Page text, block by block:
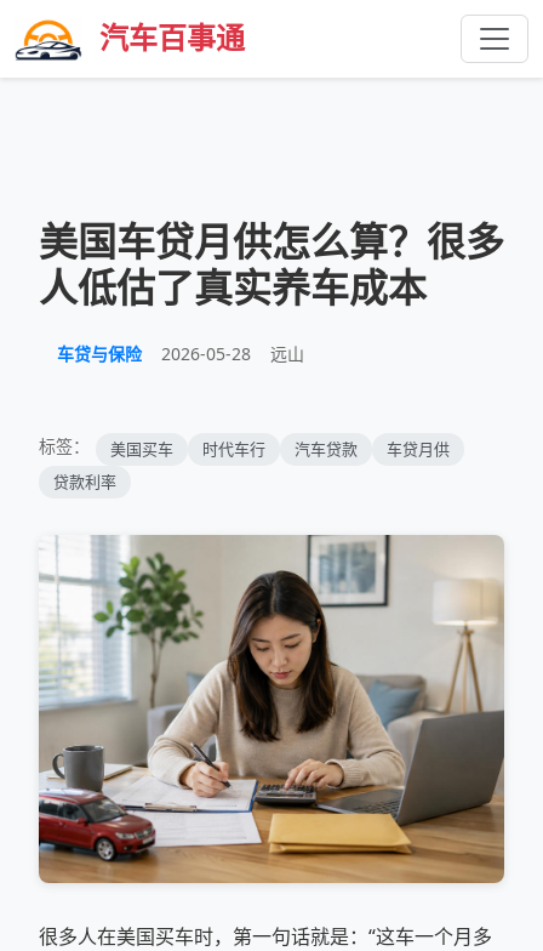
汽车百事通
美国车贷月供怎么算？很多
人低估了真实养车成本
车贷与保险 2026-05-28 远山
标签： 美国买车 时代车行 汽车贷款
车贷月供
贷款利率
很多人在美国买车时，第一句话就是：“这车一个月多